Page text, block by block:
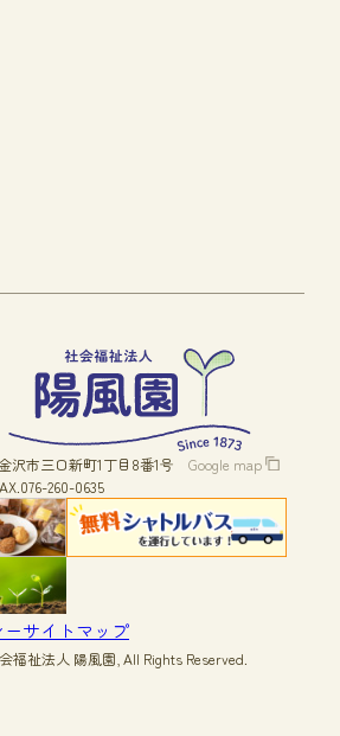
沢市三口新町1丁目8番1号
Google map
260-0635
サイトマップ
福祉法人 陽風園, All Rights Reserved.